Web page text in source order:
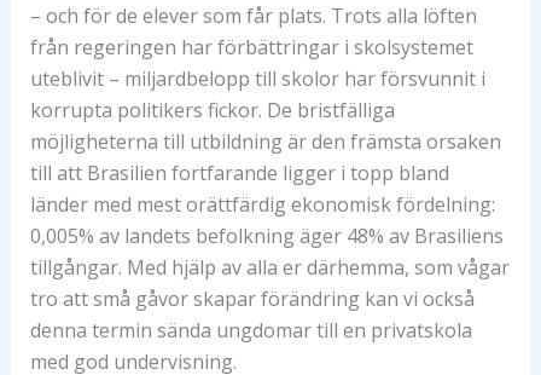
– och för de elever som får plats. Trots alla löften
från regeringen har förbättringar i skolsystemet
uteblivit – miljardbelopp till skolor har försvunnit i
korrupta politikers fickor. De bristfälliga
möjligheterna till utbildning är den främsta orsaken
till att Brasilien fortfarande ligger i topp bland
länder med mest orättfärdig ekonomisk fördelning:
0,005% av landets befolkning äger 48% av Brasiliens
tillgångar. Med hjälp av alla er därhemma, som vågar
tro att små gåvor skapar förändring kan vi också
denna termin sända ungdomar till en privatskola
med god undervisning.